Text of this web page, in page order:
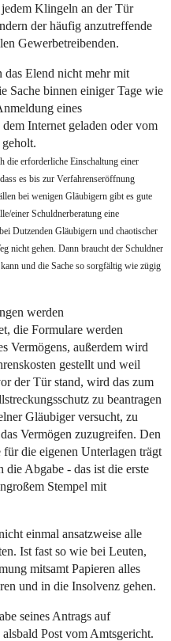
Klingeln an der Tür
der häufig anzutreffende
Gewerbetreibenden.
das Elend nicht mehr mit
Sache binnen einiger Tage wie
eines
Internet geladen oder vom
die erforderliche Einschaltung einer
es bis zur Verfahrenseröffnung
bei wenigen Gläubigern gibt es gute
einer Schuldnerberatung eine
Dutzenden Gläubigern und chaotischer
nicht gehen. Dann braucht der Schuldner
und die Sache so sorgfältig wie zügig
werden
die Formulare werden
Vermögens, außerdem wird
gestellt und weil
der Tür stand, wird das zum
zu beantragen
Gläubiger versucht, zu
Vermögen zuzugreifen. Den
die eigenen Unterlagen trägt
die Abgabe - das ist die erste
Stempel mit
einmal ansatzweise alle
Ist fast so wie bei Leuten,
mitsamt Papieren alles
und in die Insolvenz gehen.
seines Antrags auf
Post vom Amtsgericht.